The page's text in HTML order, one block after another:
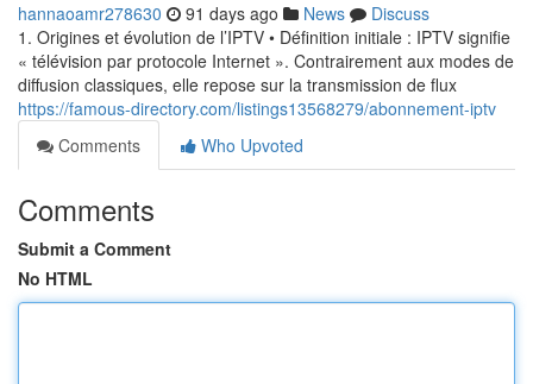
hannaoamr278630 91 days ago News
Discuss
1. Origines et évolution de l’IPTV • Définition initiale : IPTV signifie
« télévision par protocole Internet ». Contrairement aux modes de
diffusion classiques, elle repose sur la transmission de flux
https://famous-directory.com/listings13568279/abonnement-iptv
Comments
Who Upvoted
Comments
Submit a Comment
No HTML